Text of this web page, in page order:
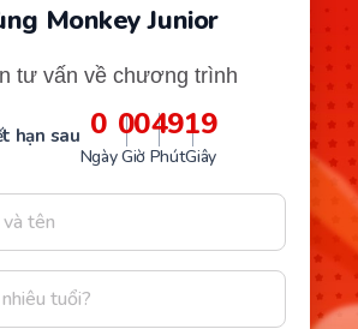
Monkey Junior
tư vấn về chương trình
hạn sau 0
Ngày
00
Giờ
49
Phút
17
Giây
tâm tiếng Anh Thái Nguyên cho bé -
Internet)
tin liên hệ:
Địa chỉ:
Tầng 2, Tổ 11, Tòa nhà
Thành phố Thái Nguyên, Thái
Website: